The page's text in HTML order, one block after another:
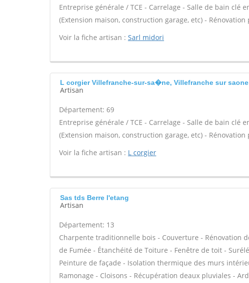
Entreprise générale / TCE - Carrelage - Salle de bain clé
(Extension maison, construction garage, etc) -
Voir la fiche artisan : Sarl midori
L corgier Villefranche-sur-sa�ne, Villefranche sur saone
Artisan
Département: 69
Entreprise générale / TCE - Carrelage - Salle de bain clé
(Extension maison, construction garage, etc) -
Voir la fiche artisan : L corgier
Sas tds Berre l'etang
Artisan
Département: 13
Charpente traditionnelle bois - Couverture - Rénovation
de Fumée - Étanchéité de Toiture - Fenêtre de toit -
Peinture de façade - Isolation thermique des murs
Ramonage - Cloisons - Récupération deaux pluviales -